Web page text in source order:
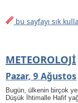
bu sayfayı sık
METEOROLOJI
Pazar, 9 Ağustos
Bugün, ülkenin birçok
Düşük İhtimalle Hafif